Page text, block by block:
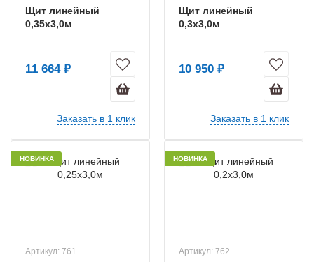
Щит линейный
0,35х3,0м
11 664 ₽
Заказать в 1 клик
Щит линейный
0,3х3,0м
10 950 ₽
Заказать в 1 клик
НОВИНКА
Артикул: 761
НОВИНКА
Артикул: 762